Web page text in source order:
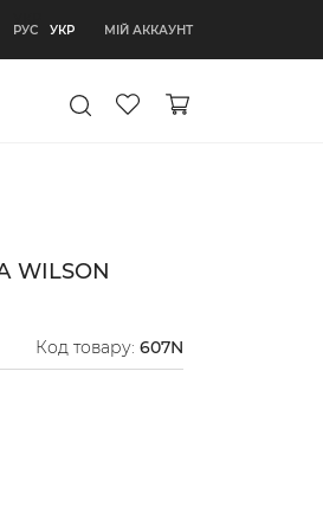
РУС УКР МІЙ АККАУНТ
Код товару: 607N